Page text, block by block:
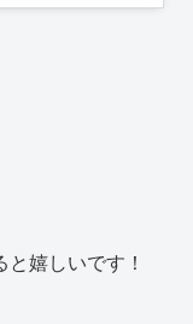
嬉しいです！